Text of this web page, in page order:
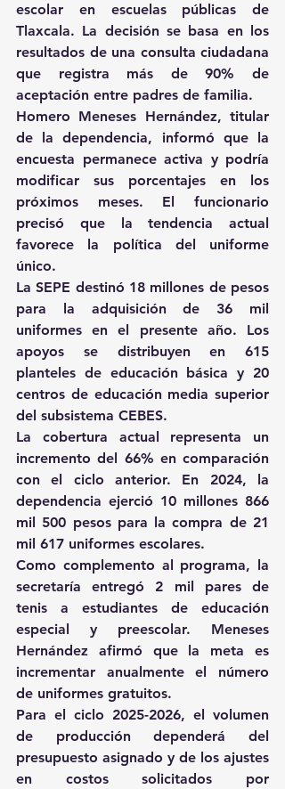
escolar en escuelas públicas de
Tlaxcala. La decisión se basa en los
resultados de una consulta ciudadana
que registra más de 90% de
aceptación entre padres de familia.
Homero Meneses Hernández, titular
de la dependencia, informó que la
encuesta permanece activa y podría
modificar sus porcentajes en los
próximos meses. El funcionario
precisó que la tendencia actual
favorece la política del uniforme
único.
La SEPE destinó 18 millones de pesos
para la adquisición de 36 mil
uniformes en el presente año. Los
apoyos se distribuyen en 615
planteles de educación básica y 20
centros de educación media superior
del subsistema CEBES.
La cobertura actual representa un
incremento del 66% en comparación
con el ciclo anterior. En 2024, la
dependencia ejerció 10 millones 866
mil 500 pesos para la compra de 21
mil 617 uniformes escolares.
Como complemento al programa, la
secretaría entregó 2 mil pares de
tenis a estudiantes de educación
especial y preescolar. Meneses
Hernández afirmó que la meta es
incrementar anualmente el número
de uniformes gratuitos.
Para el ciclo 2025-2026, el volumen
de producción dependerá del
presupuesto asignado y de los ajustes
en costos solicitados por